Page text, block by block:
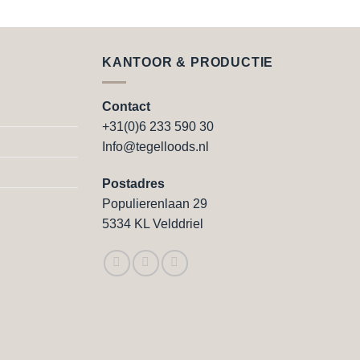
meerdere
KANTOOR & PRODUCTIE
Contact
+31(0)6 233 590 30
Info@tegelloods.nl
Postadres
Populierenlaan 29
5334 KL Velddriel